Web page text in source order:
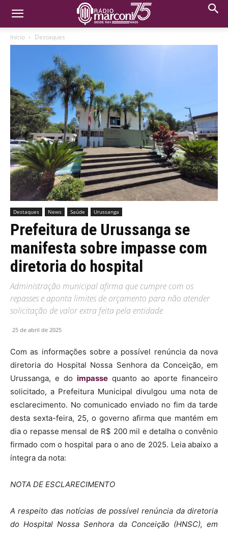
Início Destaques
Destaques News Saúde Urussanga
Prefeitura de Urussanga se
manifesta sobre impasse com
diretoria do hospital
Administração municipal afirma que cumpre com os
repasses e aponta limites de orçamento para não atender
solicitação de valor extra feita pela entidade
25 de abril de 2025
Com as informações sobre a possível renúncia da nova
diretoria do Hospital Nossa Senhora da Conceição, em
Urussanga, e do impasse quanto ao aporte financeiro
solicitado, a Prefeitura Municipal divulgou uma nota de
esclarecimento. No comunicado enviado no fim da tarde
desta sexta-feira, 25, o governo afirma que mantém em
dia o repasse mensal de R$ 200 mil e detalha o convênio
firmado com o hospital para o ano de 2025. Leia abaixo a
íntegra da nota:
NOTA DE ESCLARECIMENTO
A respeito das notícias de possível renúncia da diretoria
do Hospital Nossa Senhora da Conceição (HNSC), em